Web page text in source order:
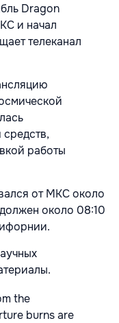
Dragon
и начал
телеканал
работы
от МКС около
около 08:10
the
burns are